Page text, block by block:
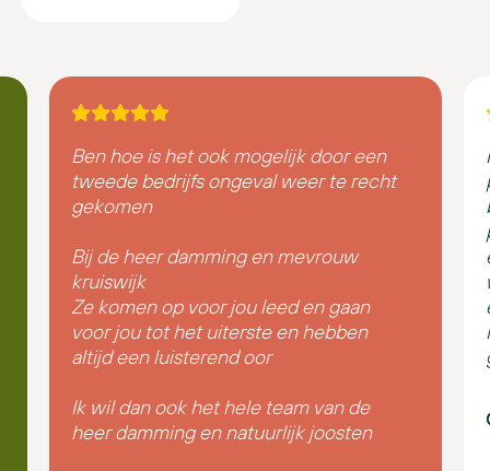
Ben hoe is het ook mogelijk door een
tweede bedrijfs ongeval weer te recht
gekomen
Bij de heer damming en mevrouw
kruiswijk
Ze komen op voor jou leed en gaan
voor jou tot het uiterste en hebben
altijd een luisterend oor
Ik wil dan ook het hele team van de
heer damming en natuurlijk joosten